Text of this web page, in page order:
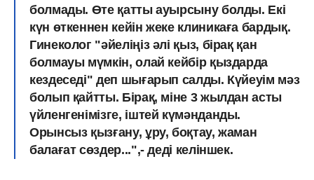
болмады. Өте қатты ауырсыну болды. Екі
күн өткеннен кейін жеке клиникаға бардық.
Гинеколог "әйеліңіз әлі қыз, бірақ қан
болмауы мүмкін, олай кейбір қыздарда
кездеседі" деп шығарып салды. Күйеуім мәз
болып қайтты. Бірақ, міне 3 жылдан асты
үйленгенімізге, іштей күмәнданды.
Орынсыз қызғану, ұру, боқтау, жаман
балағат сөздер...",- деді келіншек.